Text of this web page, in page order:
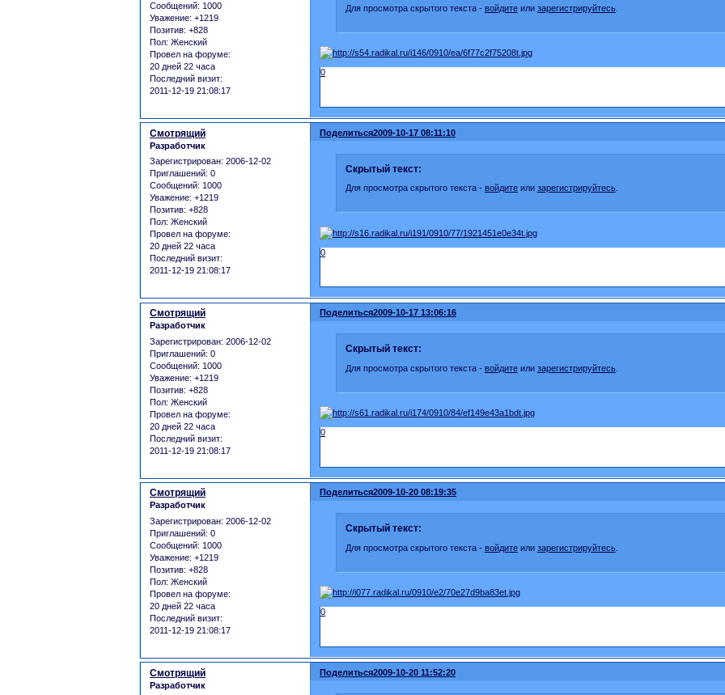
Сообщений: 1000
Уважение: +1219
Позитив: +828
Пол: Женский
Провел на форуме:
20 дней 22 часа
Последний визит:
2011-12-19 21:08:17
Для просмотра скрытого текста - войдитеили зарегистрируйтесь.
0
Поделиться2009-10-17 08:11:10
Смотрящий
Разработчик
Зарегистрирован: 2006-12-02
Приглашений: 0
Сообщений: 1000
Уважение: +1219
Позитив: +828
Пол: Женский
Провел на форуме:
20 дней 22 часа
Последний визит:
2011-12-19 21:08:17
Скрытый текст:
Для просмотра скрытого текста - войдитеили зарегистрируйтесь.
0
Поделиться2009-10-17 13:06:16
Смотрящий
Разработчик
Зарегистрирован: 2006-12-02
Приглашений: 0
Сообщений: 1000
Уважение: +1219
Позитив: +828
Пол: Женский
Провел на форуме:
20 дней 22 часа
Последний визит:
2011-12-19 21:08:17
Скрытый текст:
Для просмотра скрытого текста - войдитеили зарегистрируйтесь.
0
Поделиться2009-10-20 08:19:35
Смотрящий
Разработчик
Зарегистрирован: 2006-12-02
Приглашений: 0
Сообщений: 1000
Уважение: +1219
Позитив: +828
Пол: Женский
Провел на форуме:
20 дней 22 часа
Последний визит:
2011-12-19 21:08:17
Скрытый текст:
Для просмотра скрытого текста - войдитеили зарегистрируйтесь.
0
Поделиться2009-10-20 11:52:20
Смотрящий
Разработчик